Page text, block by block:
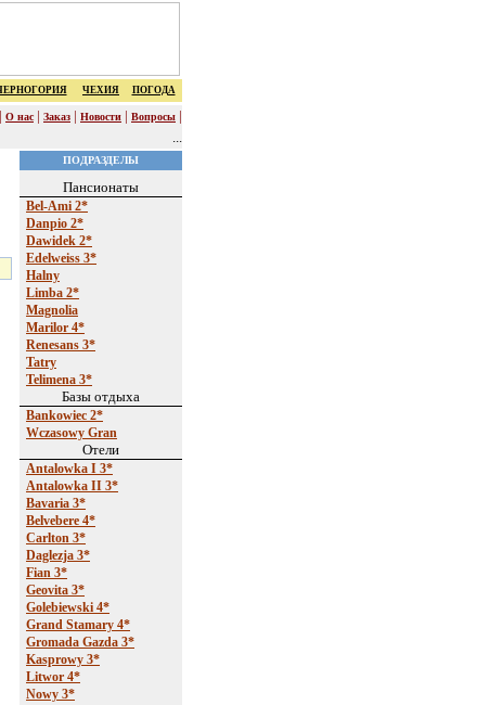
ЧЕХИЯ ПОГОДА
| О нас | Заказ | Новости | Вопросы |
...
ПОДРАЗДЕЛЫ
Пансионаты
Bel-Ami 2*
Danpio 2*
Dawidek 2*
Edelweiss 3*
Halny
Limba 2*
Magnolia
Marilor 4*
Renesans 3*
Tatry
Telimena 3*
Базы отдыха
Bankowieс 2*
Wczasowy Gran
Отели
Antalowka I 3*
Antalowka II 3*
Bavaria 3*
Belvebere 4*
Carlton 3*
Daglezja 3*
Fian 3*
Geovita 3*
Golebiewski 4*
Grand Stamary 4*
Gromada Gazda 3*
Kasprowy 3*
Litwor 4*
Nowy 3*